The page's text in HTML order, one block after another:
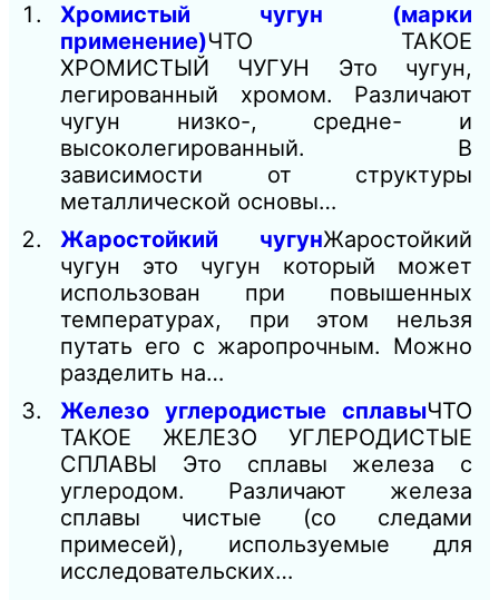
Хромистый чугун (марки
применение)ЧТО ТАКОЕ
ХРОМИСТЫЙ ЧУГУН Это чугун,
легированный хромом. Различают
чугун низко-, средне- и
высоколегированный. В
зависимости от структуры
металлической основы…
Жаростойкий чугунЖаростойкий
чугун это чугун который может
использован при повышенных
температурах, при этом нельзя
путать его с жаропрочным. Можно
разделить на…
Железо углеродистые сплавыЧТО
ТАКОЕ ЖЕЛЕЗО УГЛЕРОДИСТЫЕ
СПЛАВЫ Это сплавы железа с
углеродом. Различают железа
сплавы чистые (со следами
примесей), используемые для
исследовательских…